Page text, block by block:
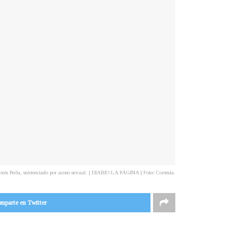
Perla, sentenciado por acoso sexual. | DIARIO LA PÁGINA | Foto: Cortesía.
en Twitter